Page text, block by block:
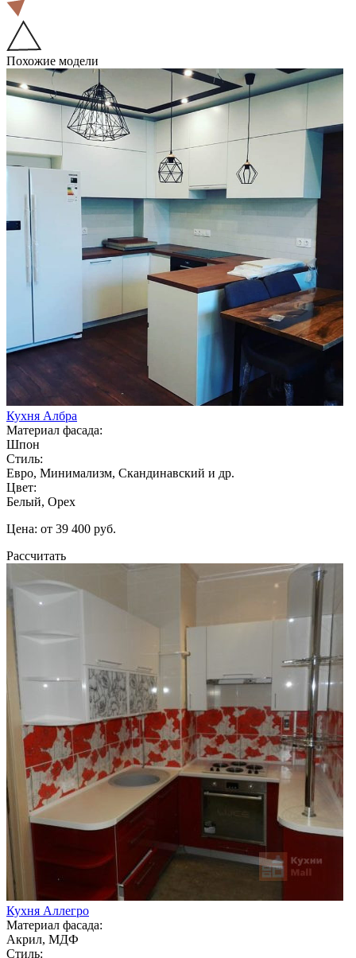
Похожие модели
Кухня Албра
Материал фасада:
Шпон
Стиль:
Евро, Минимализм, Скандинавский и др.
Цвет:
Белый, Орех
Цена: от 39 400 руб.
Рассчитать
Кухня Аллегро
Материал фасада:
Акрил, МДФ
Стиль: